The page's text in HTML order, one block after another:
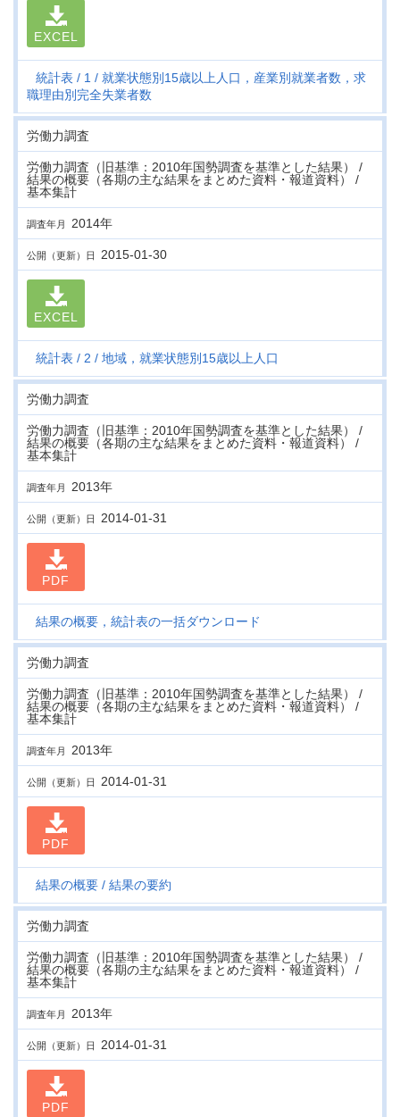
EXCEL
統計表 1
就業状態別15歳以上人口，産業別就業者数，求
職理由別完全失業者数
労働力調査
労働力調査（旧基準：2010年国勢調査を基準とした結果） /
結果の概要（各期の主な結果をまとめた資料・報道資料） /
基本集計
調査年月 2014年
公開（更新）日 2015-01-30
EXCEL
統計表 2 地域，就業状態別15歳以上人口
労働力調査
労働力調査（旧基準：2010年国勢調査を基準とした結果） /
結果の概要（各期の主な結果をまとめた資料・報道資料） /
基本集計
調査年月 2013年
公開（更新）日 2014-01-31
PDF
結果の概要，統計表の一括ダウンロード
労働力調査
労働力調査（旧基準：2010年国勢調査を基準とした結果） /
結果の概要（各期の主な結果をまとめた資料・報道資料） /
基本集計
調査年月 2013年
公開（更新）日 2014-01-31
PDF
結果の概要 結果の要約
労働力調査
労働力調査（旧基準：2010年国勢調査を基準とした結果） /
結果の概要（各期の主な結果をまとめた資料・報道資料） /
基本集計
調査年月 2013年
公開（更新）日 2014-01-31
PDF